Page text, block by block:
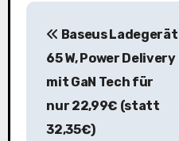
B
Baseus Ladegerät
65 W, Power Delivery
mit GaN Tech für
nur 22,99€ (statt
32,35€)